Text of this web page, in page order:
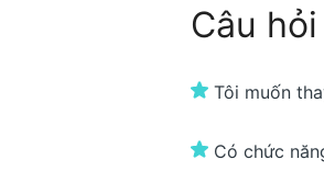
Câu
Tôi muốn
Có chức